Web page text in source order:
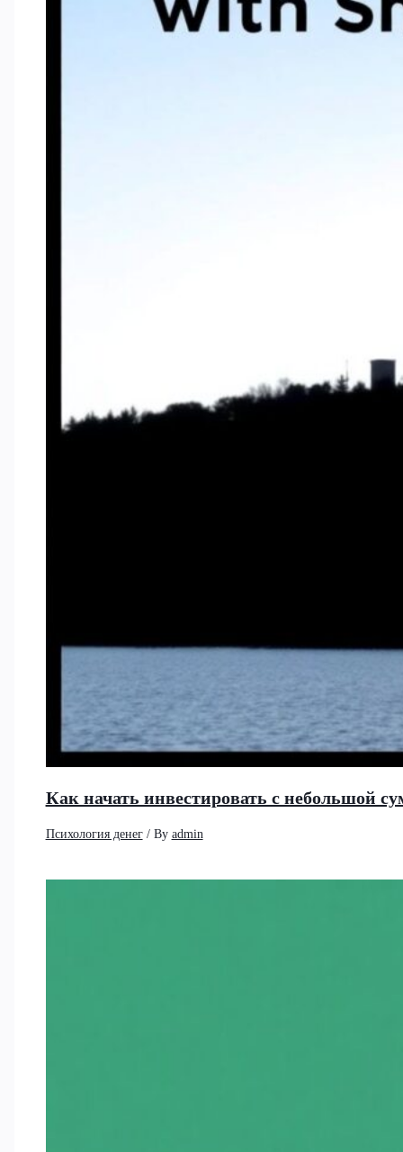
Как начать инвестировать с небольшой
Психология денег/ By admin